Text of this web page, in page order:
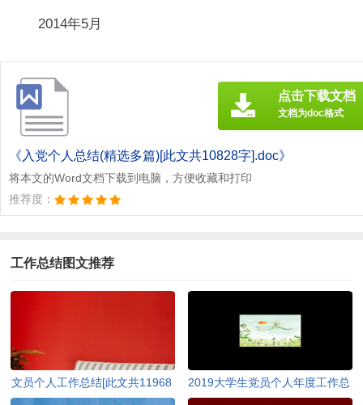
2014年5月
《入党个人总结(精选多篇)[此文共10828字].doc》
将本文的Word文档下载到电脑，方便收藏和打印
推荐度：
点击下载文档
文档为doc格式
工作总结图文推荐
文员个人工作总结[此文共11968
2019大学生党员个人年度工作总